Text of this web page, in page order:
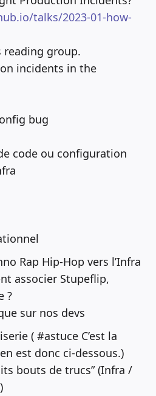
talks/2023-01-how-
group.
incidents in the
bug
code ou configuration
Rap Hip-Hop vers l’Infra
associer Stupeflip,
?
sur nos devs
( #astuce C’est la
est donc ci-dessous.)
bouts de trucs” (Infra /